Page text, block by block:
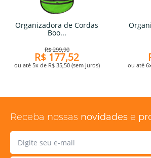
Organizadora de Cordas
Boo...
R$ 299,90
R$ 177,52
ou até 5x de R$ 35,50 (sem juros) ou até
Receba nossas novidades e